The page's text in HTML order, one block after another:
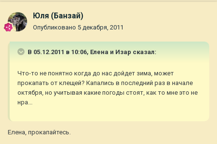
Юля (Банзай)
Опубликовано 5 декабря, 2011
В 05.12.2011 в 10:06, Елена и Изар сказал:
Что-то не понятно когда до нас дойдет зима, может
прокапать от клещей? Капались в последний раз в начале
октября, но учитывая какие погоды стоят, как то мне это не
нра...
Елена, прокапайтесь.